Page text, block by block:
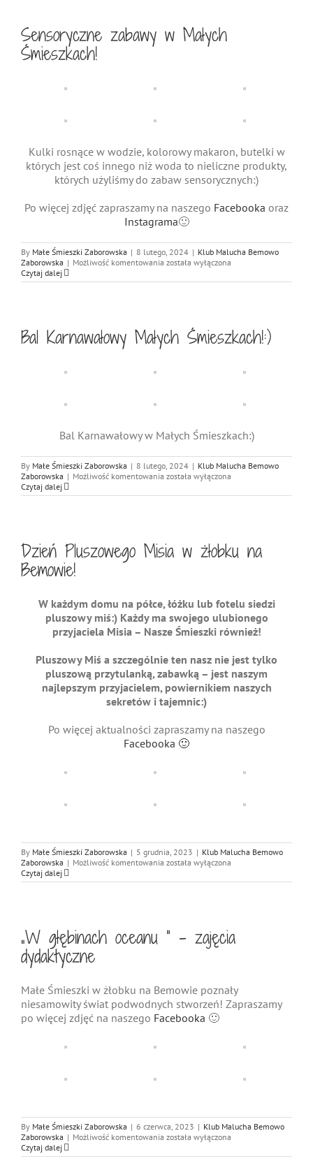
Sensoryczne zabawy w Małych
Śmieszkach!
Kulki rosnące w wodzie, kolorowy makaron, butelki w
których jest coś innego niż woda to nieliczne produkty,
których użyliśmy do zabaw sensorycznych:)
Po więcej zdjęć zapraszamy na naszego Facebooka oraz
Instagrama🙂
By Małe Śmieszki Zaborowska | 8 lutego, 2024 | Klub Malucha Bemowo
Zaborowska | Możliwość komentowania Sensoryczne
w
została wyłączona
Czytaj dalej
Bal Karnawałowy Małych Śmieszkach!:)
Bal Karnawałowy w Małych Śmieszkach:)
By Małe Śmieszki Zaborowska | 8 lutego, 2024 | Klub Malucha Bemowo
Zaborowska | Możliwość komentowania Bal
Małych
została wyłączona
Czytaj dalej
Dzień Pluszowego Misia w żłobku na
Bemowie!
W każdym domu na półce, łóżku lub fotelu siedzi
pluszowy miś:) Każdy ma swojego ulubionego
przyjaciela Misia – Nasze Śmieszki również!
Pluszowy Miś a szczególnie ten nasz nie jest tylko
pluszową przytulanką, zabawką – jest naszym
najlepszym przyjacielem, powiernikiem naszych
sekretów i tajemnic:)
Po więcej aktualności zapraszamy na naszego
Facebooka 🙂
By Małe Śmieszki Zaborowska | 5 grudnia, 2023 | Klub Malucha Bemowo
Zaborowska | Możliwość komentowania Dzień
Misia
została wyłączona
Czytaj dalej
„W głębinach oceanu ” – zajęcia
dydaktyczne
Małe Śmieszki w żłobku na Bemowie poznały
niesamowity świat podwodnych stworzeń! Zapraszamy
po więcej zdjęć na naszego Facebooka 🙂
By Małe Śmieszki Zaborowska | 6 czerwca, 2023 | Klub Malucha Bemowo
Zaborowska | Możliwość komentowania „W
oceanu
została wyłączona
Czytaj dalej